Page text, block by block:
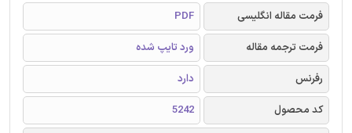
فرمت مقاله انگلیسی
PDF
فرمت ترجمه مقاله
ورد تایپ شده
رفرنس
دارد
کد محصول
5242